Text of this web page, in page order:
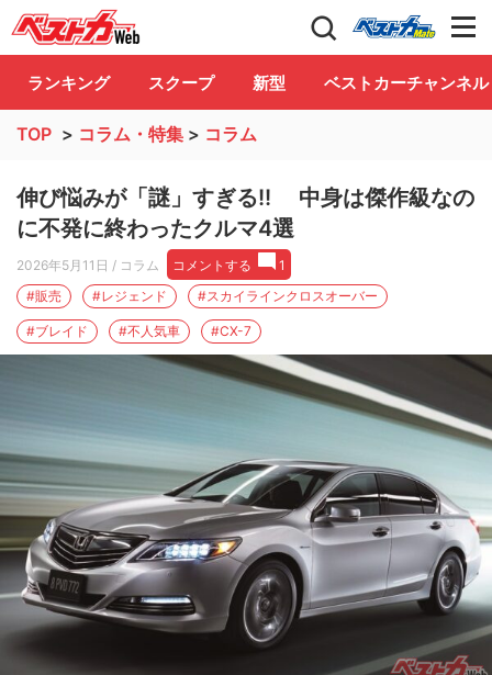
自動車情報誌「ベストカー」 Club
ランキング スクープ 新型 ベストカーチャンネル
TOP > コラム・特集 > コラム
伸び悩みが「謎」すぎる!! 中身は傑作級なの
に不発に終わったクルマ4選
2026年5月11日 / コラム コメントする
1
#販売
#レジェンド #スカイラインクロスオーバー
#ブレイド #不人気車 #CX-7